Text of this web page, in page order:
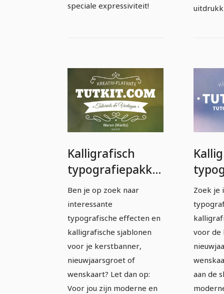
speciale expressiviteit!
Kalligrafisch
typografiepakket
- volledig
bewerkbare
sjablonen -
Decoratief
Ben je op zoek naar
interessante
typografische effecten en
kalligrafische sjablonen
voor je kerstbanner,
nieuwjaarsgroet of
wenskaart? Let dan op:
Voor jou zijn moderne en
-
Zoek je
voor de
aan de